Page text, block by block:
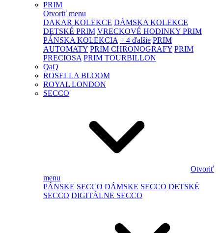
PRIM
Otvoriť menu
DAKAR KOLEKCE DÁMSKA KOLEKCE
DETSKÉ PRIM VRECKOVÉ HODINKY PRIM
PÁNSKA KOLEKCIA + 4 ďalšie PRIM
AUTOMATY PRIM CHRONOGRAFY PRIM
PRECIOSA PRIM TOURBILLON
QaQ
ROSELLA BLOOM
ROYAL LONDON
SECCO
Otvoriť
menu
PÁNSKE SECCO DÁMSKE SECCO DETSKÉ
SECCO DIGITÁLNE SECCO